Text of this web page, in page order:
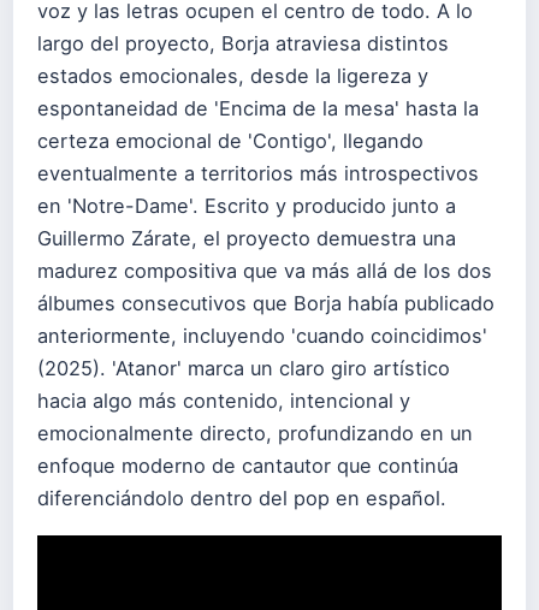
voz y las letras ocupen el centro de todo. A lo
largo del proyecto, Borja atraviesa distintos
estados emocionales, desde la ligereza y
espontaneidad de 'Encima de la mesa' hasta la
certeza emocional de 'Contigo', llegando
eventualmente a territorios más introspectivos
en 'Notre-Dame'. Escrito y producido junto a
Guillermo Zárate, el proyecto demuestra una
madurez compositiva que va más allá de los dos
álbumes consecutivos que Borja había publicado
anteriormente, incluyendo 'cuando coincidimos'
(2025). 'Atanor' marca un claro giro artístico
hacia algo más contenido, intencional y
emocionalmente directo, profundizando en un
enfoque moderno de cantautor que continúa
diferenciándolo dentro del pop en español.